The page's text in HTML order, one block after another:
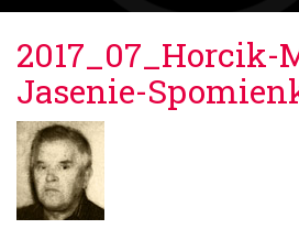
2017_07_Horcik-
Jasenie-